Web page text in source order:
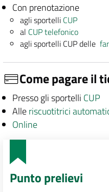
Con prenotazione
agli sportelli CUP
al CUP telefonico
agli sportelli CUP delle
Come pagare il
Presso gli sportelli CUP
Alleriscuotitrici
Online
Punto prelievi